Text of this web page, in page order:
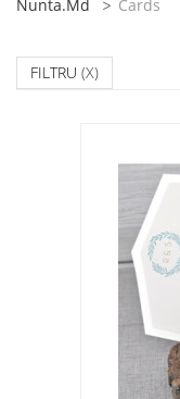
Nunta.md Cards
FILTRU (X)